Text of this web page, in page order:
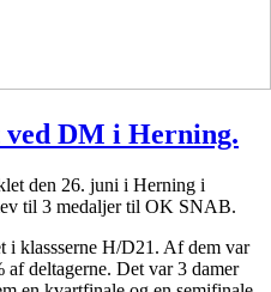
ved DM i Herning.
den 26. juni i Herning i
til 3 medaljer til OK SNAB.
i klassserne H/D21. Af dem var
deltagerne. Det var 3 damer